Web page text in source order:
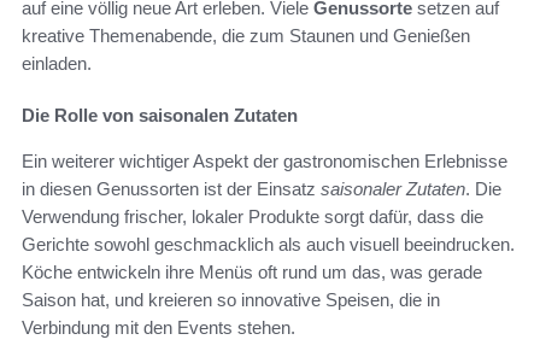
auf eine völlig neue Art erleben. Viele Genussorte setzen auf
kreative Themenabende, die zum Staunen und Genießen
einladen.
Die Rolle von saisonalen Zutaten
Ein weiterer wichtiger Aspekt der gastronomischen Erlebnisse
in diesen Genussorten ist der Einsatz saisonaler Zutaten. Die
Verwendung frischer, lokaler Produkte sorgt dafür, dass die
Gerichte sowohl geschmacklich als auch visuell beeindrucken.
Köche entwickeln ihre Menüs oft rund um das, was gerade
Saison hat, und kreieren so innovative Speisen, die in
Verbindung mit den Events stehen.